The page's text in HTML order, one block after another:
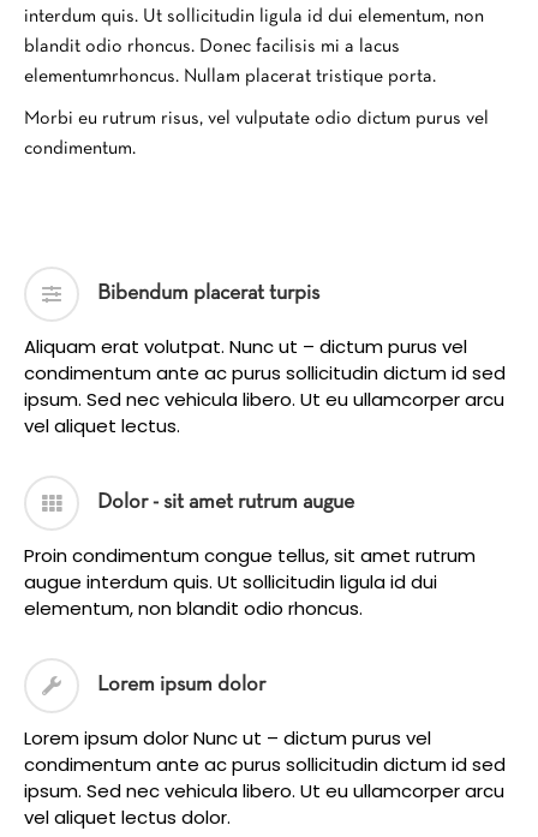
interdum quis. Ut sollicitudin ligula id dui elementum, non
blandit odio rhoncus. Donec facilisis mi a lacus
elementumrhoncus. Nullam placerat tristique porta.
Morbi eu rutrum risus, vel vulputate odio dictum purus vel
condimentum.
Bibendum placerat turpis
Aliquam erat volutpat. Nunc ut – dictum purus vel
condimentum ante ac purus sollicitudin dictum id sed
ipsum. Sed nec vehicula libero. Ut eu ullamcorper arcu
vel aliquet lectus.
Dolor - sit amet rutrum augue
Proin condimentum congue tellus, sit amet rutrum
augue interdum quis. Ut sollicitudin ligula id dui
elementum, non blandit odio rhoncus.
Lorem ipsum dolor
Lorem ipsum dolor Nunc ut – dictum purus vel
condimentum ante ac purus sollicitudin dictum id sed
ipsum. Sed nec vehicula libero. Ut eu ullamcorper arcu
vel aliquet lectus dolor.